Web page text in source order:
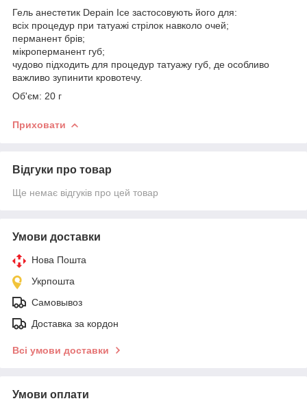
Гель анестетик Depain Ice застосовують його для:
всіх процедур при татуажі стрілок навколо очей;
перманент брів;
мікроперманент губ;
чудово підходить для процедур татуажу губ, де особливо
важливо зупинити кровотечу.
Об'єм: 20 г
Приховати
Відгуки про товар
Ще немає відгуків про цей товар
Умови доставки
Нова Пошта
Укрпошта
Самовывоз
Доставка за кордон
Всі умови доставки
Умови оплати